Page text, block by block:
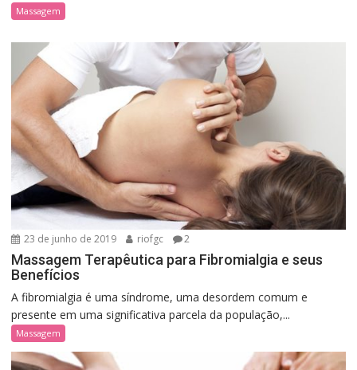
Massagem
23 de junho de 2019 riofgc 2
Massagem Terapêutica para Fibromialgia e seus
Benefícios
A fibromialgia é uma síndrome, uma desordem comum e
presente em uma significativa parcela da população,...
Massagem